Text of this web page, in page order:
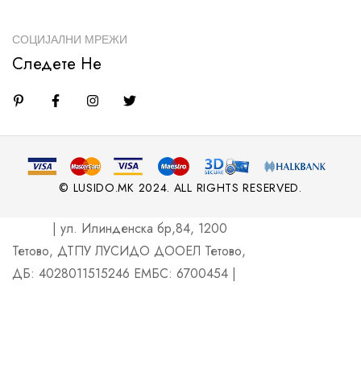
СОЦИЈАЛНИ МРЕЖИ
Следете Не
© LUSIDO.MK 2024. ALL RIGHTS RESERVED.
| ул. Илинденска бр,84, 1200
Тетово, ДТПУ ЛУСИДО ДООЕЛ Тетово,
ДБ: 4028011515246 ЕМБС: 6700454 |